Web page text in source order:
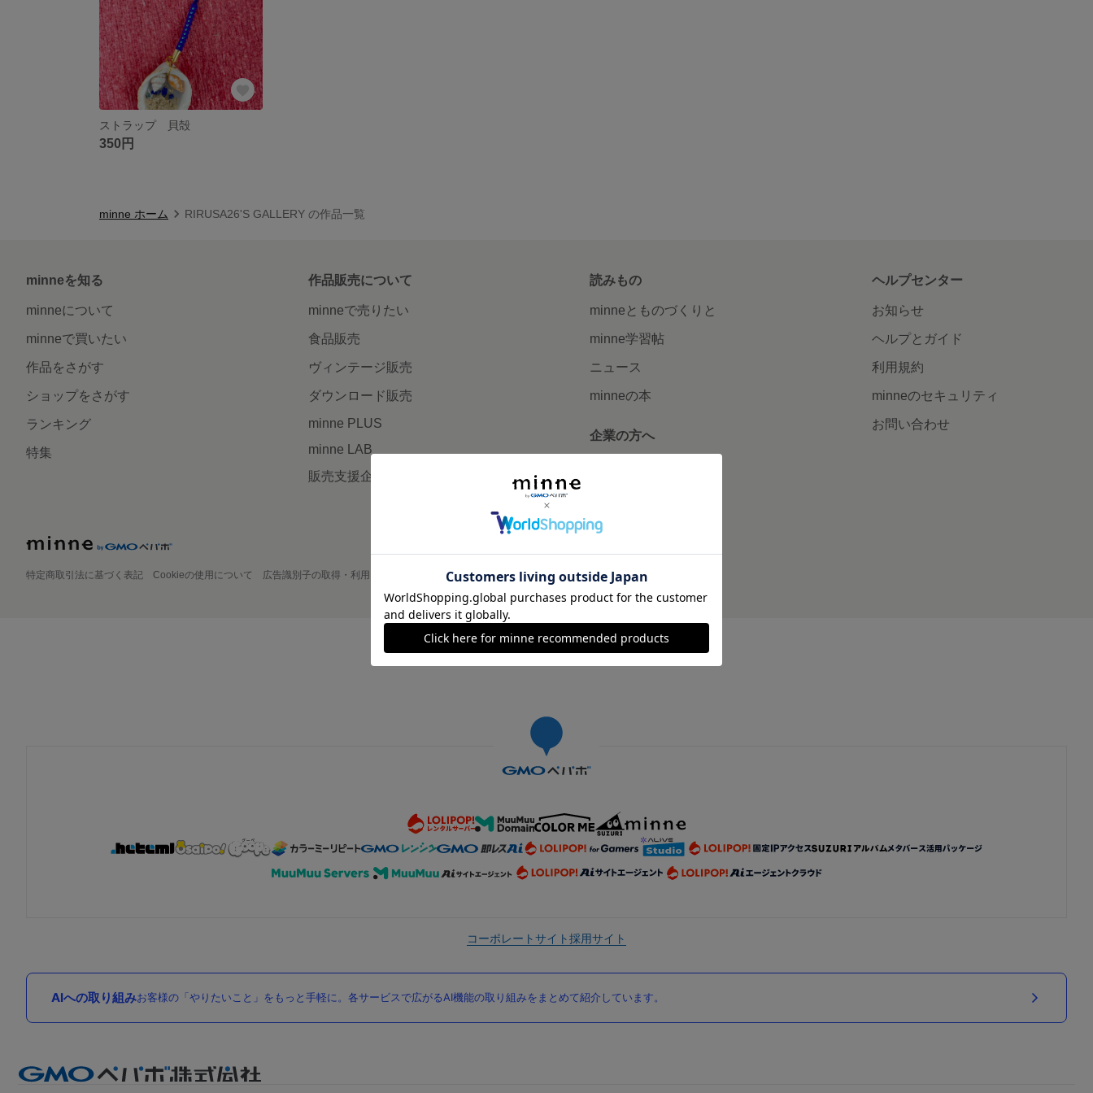
ストラップ 貝殻
350円
minne ホーム RIRUSA26'S GALLERY の作品一覧
minneを知る
minneについて
minneで買いたい
作品をさがす
ショップをさがす
ランキング
特集
作品販売について
minneで売りたい
食品販売
ヴィンテージ販売
ダウンロード販売
minne PLUS
minne LAB
販売支援企画・イベント
読みもの
minneとものづくりと
minne学習帖
ニュース
minneの本
企業の方へ
ヘルプセンター
お知らせ
ヘルプとガイド
利用規約
minneのセキュリティ
お問い合わせ
特定商取引法に基づく表記 Cookieの使用について 広告識別子の取得・利用 プライバシーポリシー 会社概要 採用情報 メディアキット
©GMO Pepabo, Inc. All rights reserved.
コーポレートサイト採用サイト
AIへの取り組みお客様の「やりたいこと」をもっと手軽に。各サービスで広がるAI機能の取り組みをまとめて紹介しています。